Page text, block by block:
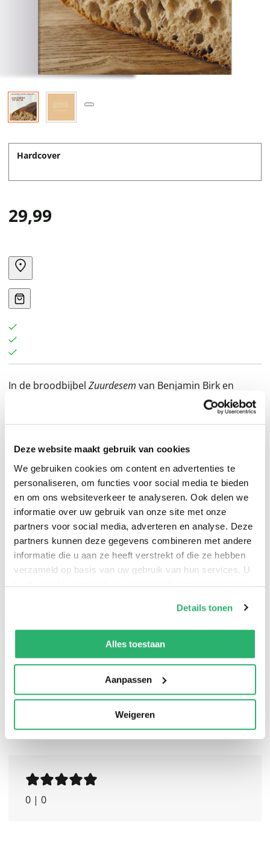
Deze website maakt gebruik van cookies
We gebruiken cookies om content en advertenties te
personaliseren, om functies voor social media te bieden
en om ons websiteverkeer te analyseren. Ook delen we
informatie over uw gebruik van onze site met onze
partners voor social media, adverteren en analyse. Deze
partners kunnen deze gegevens combineren met andere
informatie die u aan ze heeft verstrekt of die ze hebben
verzameld op basis van uw gebruik van hun services. U
kunt op ieder moment uw cookievoorkeuren aanpassen
We werken samen met13 derdendie uw gegevens
kunnen ontvangen en verwerken.
Details tonen
Alles toestaan
Aanpassen
Weigeren
Hardcover
29,99
In de broodbijbel Zuurdesem van Benjamin Birk en
Rasmus Krogh ontdek je álles over zuurdesem, van hoe
je een starter maakt tot hoe je de heerlijkste broden
Bak je eigen zuurdesembrood! Heb je altijd al je eigen
zuurdesembrood willen bakken? In dit boek leggen
Deense bakkers Rasmus Krogh en Benjamin Birk je uit
hoe je dat aanpakt – van starter maken (en voeden) en
deegvouwtechnieken tot rijzen en afbakken. Naast
praktische recepten en tips vind je de noodzakelijke
theorie om te leren hoe zuurdesem precies werkt. Met
Zuurdesemontdek je de vele mogelijkheden van
zuurdesem en kun je meteen thuis aan de slag!
0 | 0